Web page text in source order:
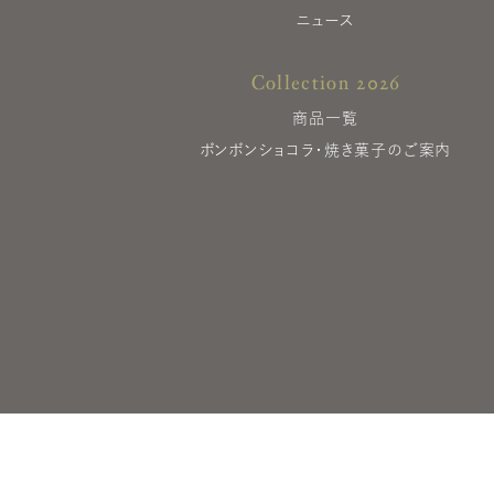
ニュース
Collection 2026
商品一覧
ボンボンショコラ・焼き菓子のご案内